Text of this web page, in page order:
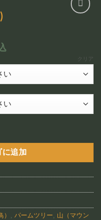
クリア
に追加
, パームツリー, 山（マウン